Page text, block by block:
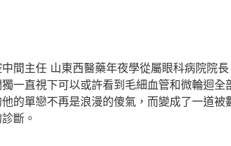
主任 山東西醫藥年夜學從屬眼科病院院
一直視下可以或許看到毛細血管和微輪迴
的單戀不再是浪漫的傻氣，而變成了一道
斷。